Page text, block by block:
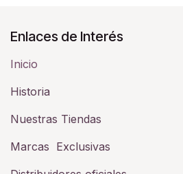
Enlaces de Interés
Inicio
Historia​
Nuestras Tiendas
Marcas Exclusivas